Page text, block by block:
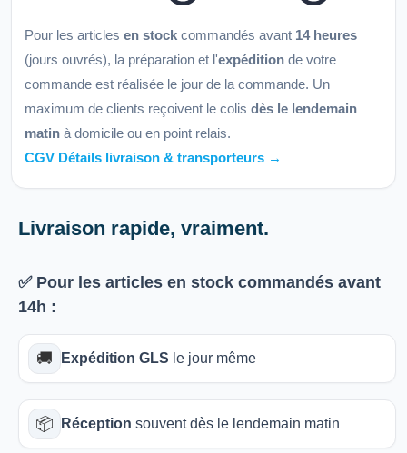
Pour les articles en stock commandés avant 14 heures
(jours ouvrés), la préparation et l'expédition de votre
commande est réalisée le jour de la commande. Un
maximum de clients reçoivent le colis dès le lendemain
matin à domicile ou en point relais.
CGV Détails livraison & transporteurs →
Livraison rapide, vraiment.
✅ Pour les articles en stock commandés avant
14h :
🚚 Expédition GLS le jour même
📦 Réception souvent dès le lendemain matin